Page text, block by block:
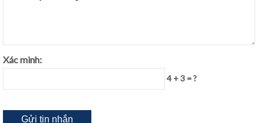
Xác minh:
4 + 3 = ?